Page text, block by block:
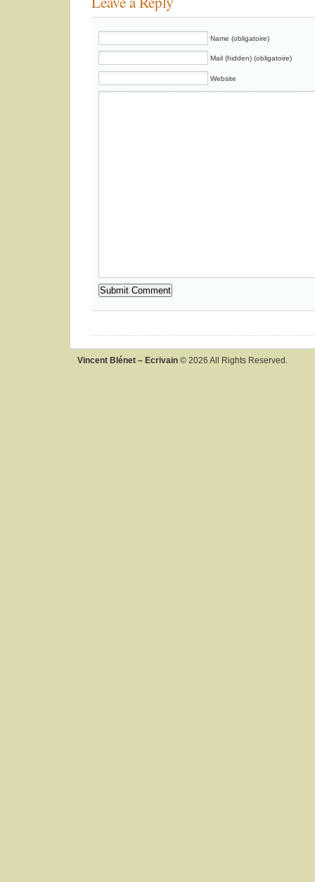
Name (obligatoire)
Mail (hidden) (obligatoire)
Website
Vincent Blénet – Ecrivain © 2026 All Rights Reserved.